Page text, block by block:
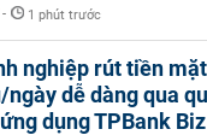
- 1 phút trước
nghiệp rút tiền
dễ dàng qua
dụng TPBank Biz